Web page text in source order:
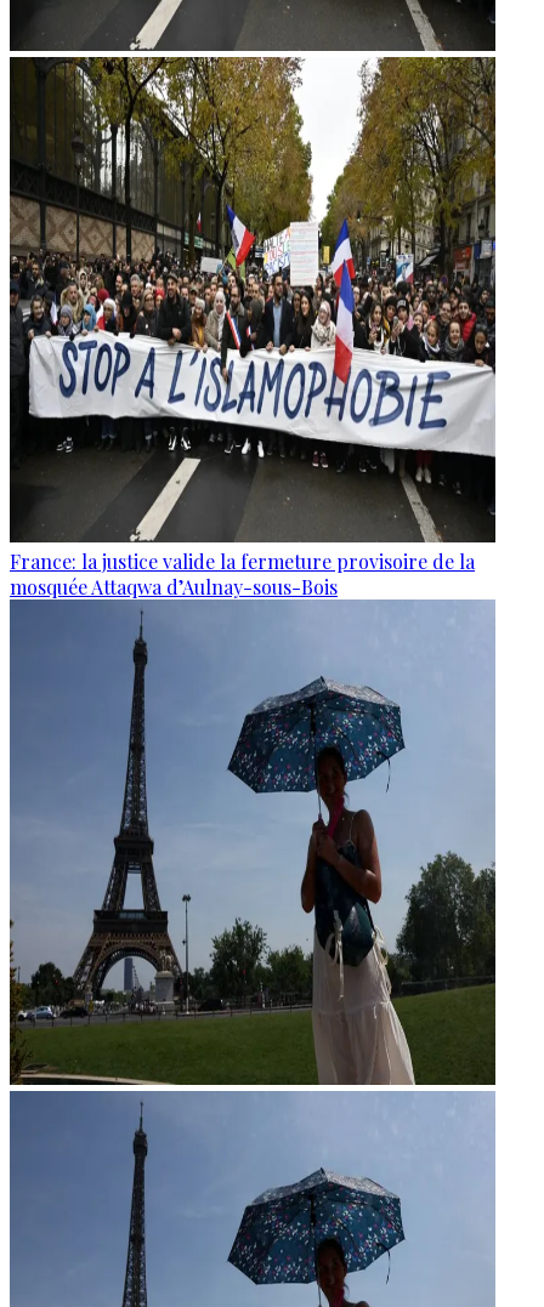
France: la justice valide la fermeture provisoire de la
mosquée Attaqwa d’Aulnay-sous-Bois